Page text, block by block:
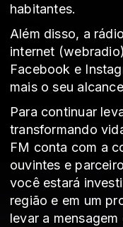
habitantes.
Além disso, a
internet
Facebook e
mais o seu
Para continuar
transformando
FM conta com a
ouvintes e
você estará
região e em um
levar a